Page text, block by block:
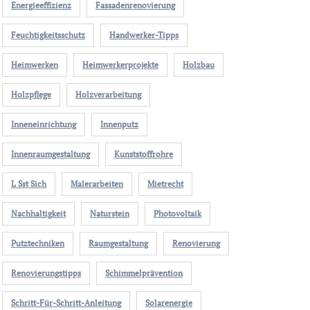
Energieeffizienz Fassadenrenovierung
Feuchtigkeitsschutz Handwerker-Tipps
Heimwerken Heimwerkerprojekte Holzbau
Holzpflege Holzverarbeitung
Inneneinrichtung Innenputz
Innenraumgestaltung Kunststoffrohre
L Sst Sich Malerarbeiten Mietrecht
Nachhaltigkeit Naturstein Photovoltaik
Putztechniken Raumgestaltung Renovierung
Renovierungstipps Schimmelprävention
Schritt-Für-Schritt-Anleitung Solarenergie